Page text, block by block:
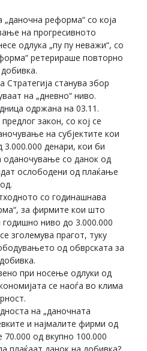
реформа“ со која
на прогресивното
одлука „пу пу неважи“, со
ретерираше повторно
Стратегија станува збор
на „дневно“ ниво.
одржана на 03.11.
закон, со кој се
на субјектите кои
денари, кои би
со данок од
ослободени од плаќање
со годинашнава
за фирмите кои што
ниво до 3.000.000
зголемува прагот, туку
од обврската за
при носење одлуки од
се наоѓа во клима
на „даночната
и најмалите фирми од
од вкупно 100.000